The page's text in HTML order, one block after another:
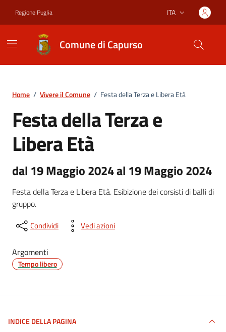
Regione Puglia Lingua attiva:
ITA
Comune di Capurso
Home / Vivere il Comune / Festa della Terza e Libera Età
Festa della Terza e
Libera Età
dal 19 Maggio 2024 al 19 Maggio 2024
Festa della Terza e Libera Età. Esibizione dei corsisti di balli di
gruppo.
Condividi Vedi azioni
Argomenti
Tempo libero
INDICE DELLA PAGINA